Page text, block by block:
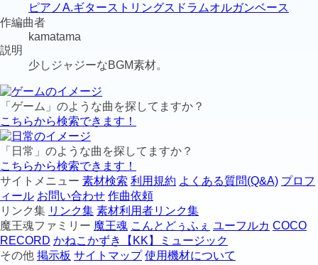
ピアノA.ギターストリングス ドラムオルガンベース
作編曲者
kamatama
説明
少しジャジーなBGM素材。
「ゲーム」のような曲を探してますか？
こちらから検索できます！
「日常」のような曲を探してますか？
こちらから検索できます！
サイトメニュー 素材検索 利用規約 よくある質問(Q&A) プロフ
ィール お問い合わせ 作曲依頼
リンク集 リンク集 素材利用者リンク集
魔王魂ファミリー 魔王魂 こんとどぅふぇ ユーフルカ COCO
RECORD かねこかずき【KK】ミュージック
その他 掲示板 サイトマップ 使用機材について